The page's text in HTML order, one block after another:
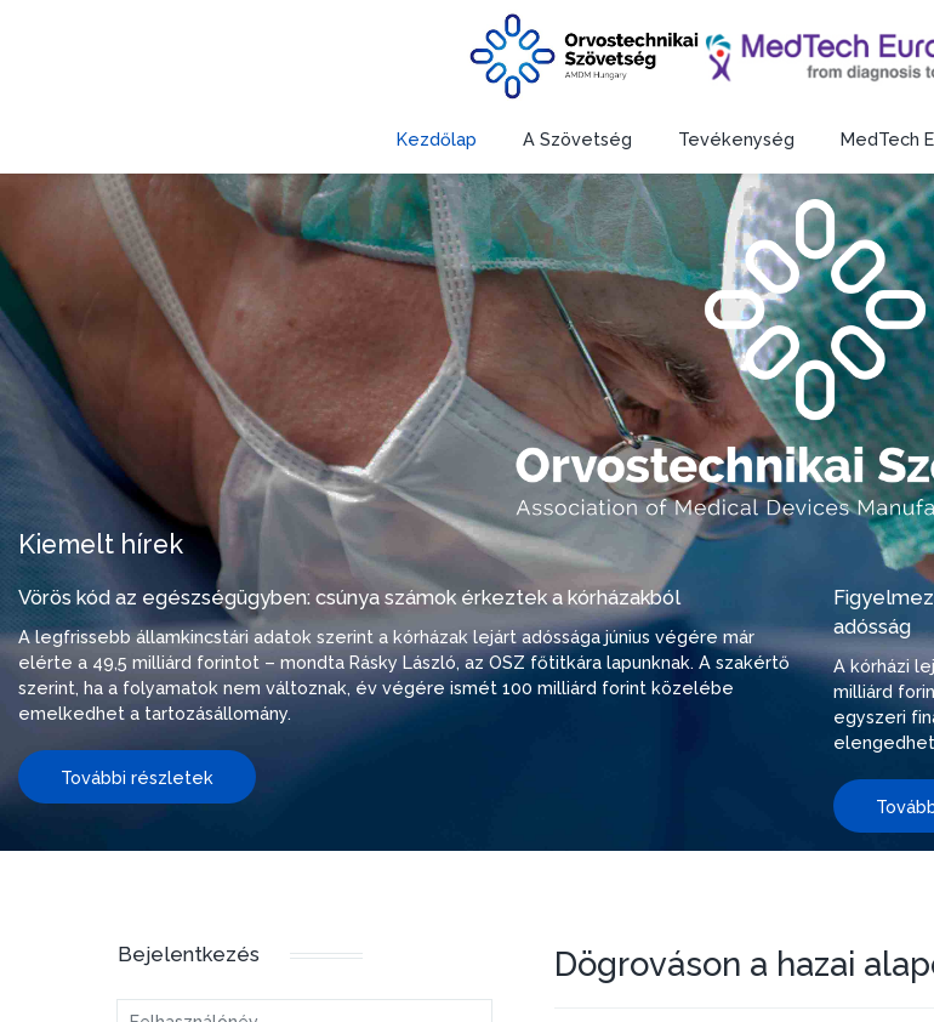
Kezdőlap A Szövetség Tevékenység MedTech
Kiemelt hírek
Vörös kód az egészségügyben: csúnya számok érkeztek a kórházakból
A legfrissebb államkincstári adatok szerint a kórházak lejárt adóssága június végére már
elérte a 49,5 milliárd forintot – mondta Rásky László, az OSZ főtitkára lapunknak. A szakértő
szerint, ha a folyamatok nem változnak, év végére ismét 100 milliárd forint közelébe
emelkedhet a tartozásállomány.
További részletek
adósság
A kórházi
milliárd
egyszeri
Bejelentkezés
Felhasználónév
Dögrováson a hazai